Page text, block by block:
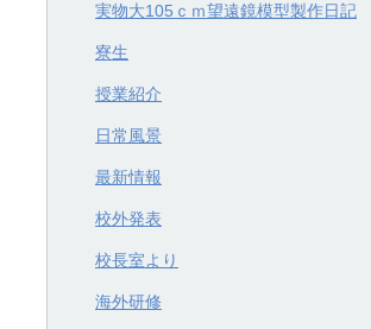
実物大105ｃｍ望遠鏡模型製作日記
寮生
授業紹介
日常風景
最新情報
校外発表
校長室より
海外研修